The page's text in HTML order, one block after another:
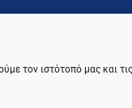
τον ιστότοπό μας και